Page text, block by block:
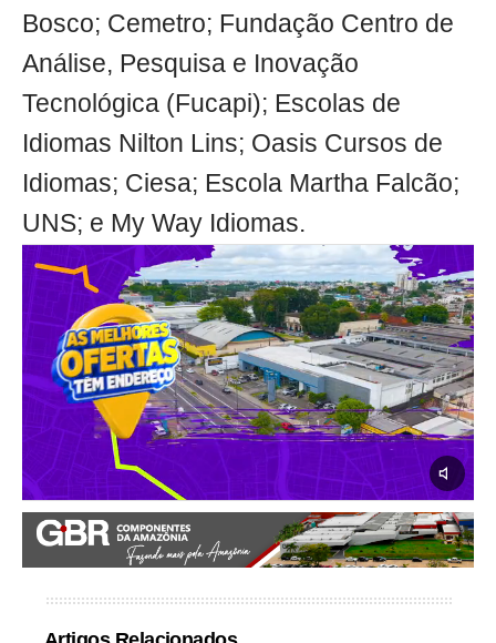
Bosco; Cemetro; Fundação Centro de
Análise, Pesquisa e Inovação
Tecnológica (Fucapi); Escolas de
Idiomas Nilton Lins; Oasis Cursos de
Idiomas; Ciesa; Escola Martha Falcão;
UNS; e My Way Idiomas.